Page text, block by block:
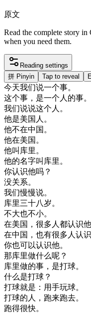
原文
Read the complete story
when you need them.
Reading settings
拼 Pinyin Tap to reveal
今天我们说一个事。
这个事 ， 是一个人的事。
我们说说这个人。
他是美国 人。
他不在中国。
他在美国。
他叫 库里。
他的名字叫 库里。
你认识他吗 ？
没关系。
我们慢慢说。
库里三十八岁。
不大也不小。
在美国 ， 很多人都认识他
在中国 ， 也有很多人认识
你也可以认识他。
那库里做什么呢 ？
库里做的事 ， 是打球。
什么是打球 ？
打球就是 ： 用手玩球。
打球的人 ， 跑来跑去。
跑得很快。